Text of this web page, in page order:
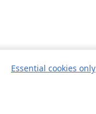
Essential cookies only